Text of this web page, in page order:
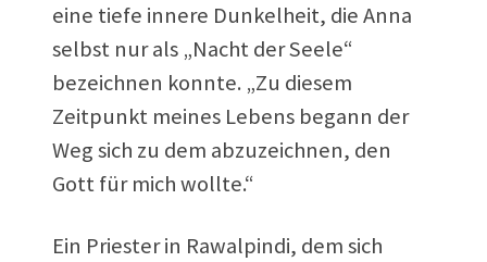
eine tiefe innere Dunkelheit, die Anna
selbst nur als „Nacht der Seele“
bezeichnen konnte. „Zu diesem
Zeitpunkt meines Lebens begann der
Weg sich zu dem abzuzeichnen, den
Gott für mich wollte.“
Ein Priester in Rawalpindi, dem sich